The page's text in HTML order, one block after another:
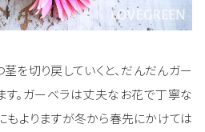
を切り戻していくと、だんだんガー
す。ガーベラは丈夫なお花で丁寧な
もよりますが冬から春先にかけては